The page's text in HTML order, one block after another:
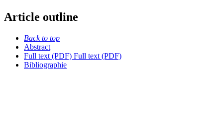
Article outline
Back to top
Abstract
Full text (PDF) Full text (PDF)
Bibliographie